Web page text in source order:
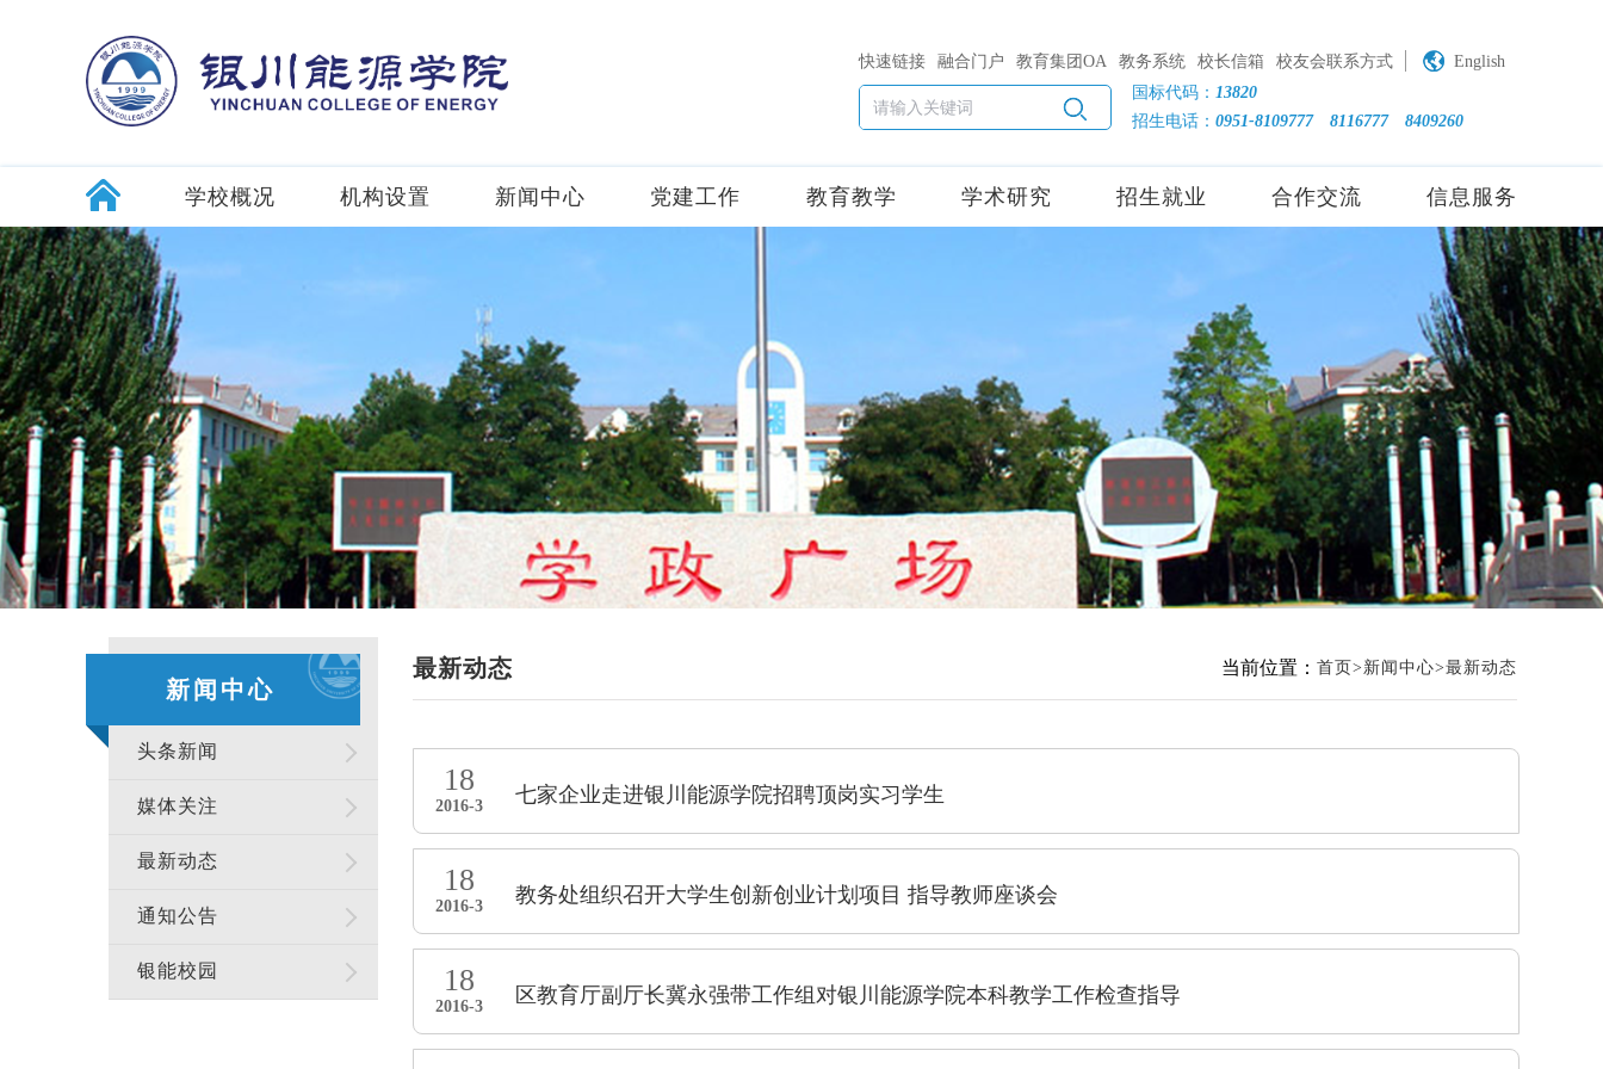
快速链接 融合门户 教育集团OA 教务系统 校长信箱 校友会联系方式
English
国标代码： 13820
招生电话： 0951-8109777 8116777 8409260
学校概况 机构设置 新闻中心 党建工作 教育教学 学术研究 招生就业 合作交流 信息服务
新闻中心
头条新闻
媒体关注
最新动态
通知公告
银能校园
最新动态 当前位置： 首页 新闻中心 最新动态
18
2016-3 七家企业走进银川能源学院招聘顶岗实习学生
18
2016-3 教务处组织召开大学生创新创业计划项目 指导教师座谈会
18
2016-3 区教育厅副厅长冀永强带工作组对银川能源学院本科教学工作检查指导